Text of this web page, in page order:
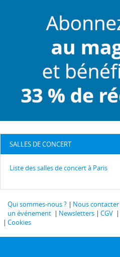
SALLES DE CONCERT
Liste des salles de concert à Paris
Qui sommes-nous ? Nous contacter
un événement
Newsletters CGV
Cookies